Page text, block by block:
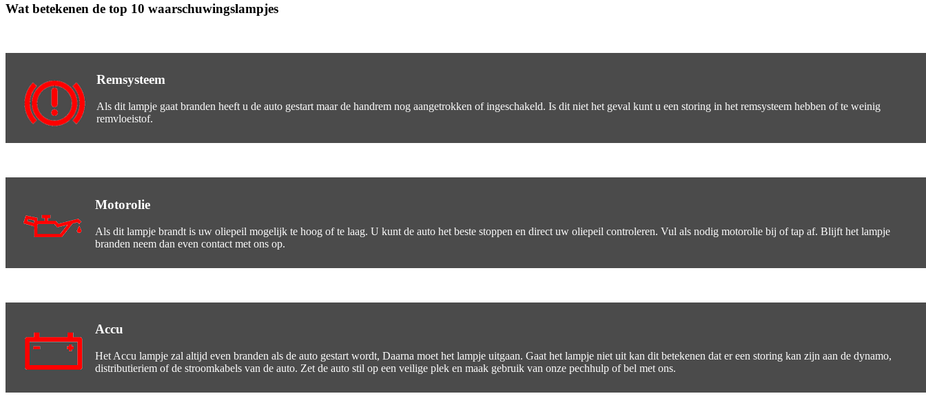
Wat betekenen de top 10 waarschuwingslampjes
Remsysteem
Als dit lampje gaat branden heeft u de auto gestart maar de handrem nog aangetrokken of ingeschakeld. Is dit niet het geval kunt u een storing in het remsysteem hebben of te weinig
remvloeistof.
Motorolie
Als dit lampje brandt is uw oliepeil mogelijk te hoog of te laag. U kunt de auto het beste stoppen en direct uw oliepeil controleren. Vul als nodig motorolie bij of tap af. Blijft het lampje
branden neem dan even contact met ons op.
Accu
Het Accu lampje zal altijd even branden als de auto gestart wordt, Daarna moet het lampje uitgaan. Gaat het lampje niet uit kan dit betekenen dat er een storing kan zijn aan de dynamo,
distributieriem of de stroomkabels van de auto. Zet de auto stil op een veilige plek en maak gebruik van onze pechhulp of bel met ons.